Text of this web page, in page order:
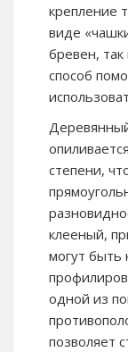
крепление
виде
бревен,
способ
степени,
клееный,
могут быть
одной из
позволяет